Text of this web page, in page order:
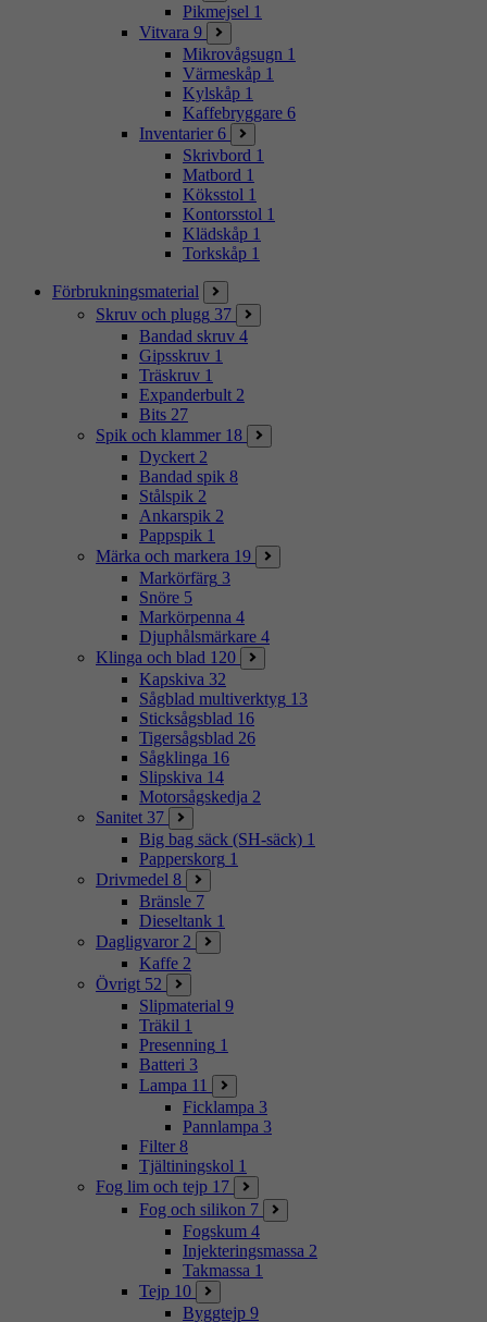
Pikmejsel 1
Vitvara 9
Mikrovågsugn 1
Värmeskåp 1
Kylskåp 1
Kaffebryggare 6
Inventarier 6
Skrivbord 1
Matbord 1
Köksstol 1
Kontorsstol 1
Klädskåp 1
Torkskåp 1
Förbrukningsmaterial
Skruv och plugg 37
Bandad skruv 4
Gipsskruv 1
Träskruv 1
Expanderbult 2
Bits 27
Spik och klammer 18
Dyckert 2
Bandad spik 8
Stålspik 2
Ankarspik 2
Pappspik 1
Märka och markera 19
Markörfärg 3
Snöre 5
Markörpenna 4
Djuphålsmärkare 4
Klinga och blad 120
Kapskiva 32
Sågblad multiverktyg 13
Sticksågsblad 16
Tigersågsblad 26
Sågklinga 16
Slipskiva 14
Motorsågskedja 2
Sanitet 37
Big bag säck (SH-säck) 1
Papperskorg 1
Drivmedel 8
Bränsle 7
Dieseltank 1
Dagligvaror 2
Kaffe 2
Övrigt 52
Slipmaterial 9
Träkil 1
Presenning 1
Batteri 3
Lampa 11
Ficklampa 3
Pannlampa 3
Filter 8
Tjältiningskol 1
Fog lim och tejp 17
Fog och silikon 7
Fogskum 4
Injekteringsmassa 2
Takmassa 1
Tejp 10
Byggtejp 9